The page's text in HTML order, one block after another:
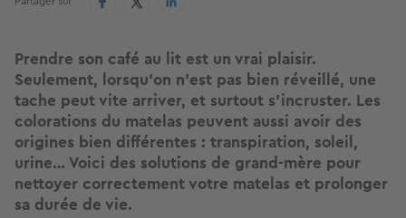
Prendre son café au lit est un vrai plaisir.
Seulement, lorsqu'on n’est pas bien réveillé, une
tache peut vite arriver, et surtout s’incruster. Les
colorations du matelas peuvent aussi avoir des
origines bien différentes : transpiration, soleil,
urine… Voici des solutions de grand-mère pour
nettoyer correctement votre matelas et prolonger
sa durée de vie.